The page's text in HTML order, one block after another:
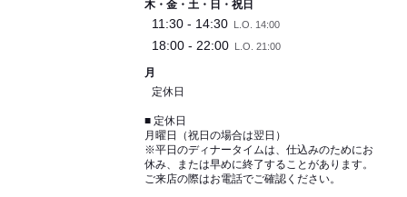
木・金・土・日・祝日
11:30 - 14:30 L.O. 14:00
18:00 - 22:00 L.O. 21:00
月
定休日
■ 定休日
月曜日（祝日の場合は翌日）
※平日のディナータイムは、仕込みのためにお
休み、または早めに終了することがあります。
ご来店の際はお電話でご確認ください。